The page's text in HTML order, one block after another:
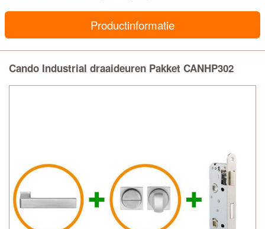
Productinformatie
Cando Industrial draaideuren Pakket CANHP302